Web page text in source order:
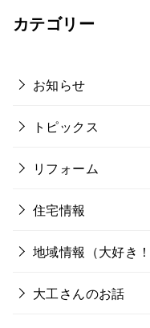
カテゴリー
お知らせ
トピックス
リフォーム
住宅情報
地域情報（大好き！
大工さんのお話